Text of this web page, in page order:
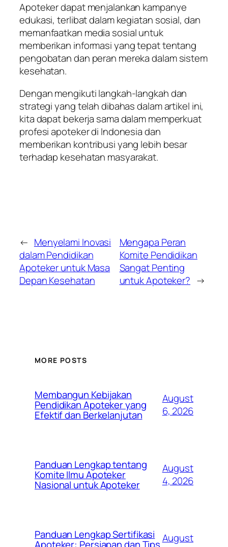
Apoteker dapat menjalankan kampanye
edukasi, terlibat dalam kegiatan sosial, dan
memanfaatkan media sosial untuk
memberikan informasi yang tepat tentang
pengobatan dan peran mereka dalam sistem
kesehatan.
Dengan mengikuti langkah-langkah dan
strategi yang telah dibahas dalam artikel ini,
kita dapat bekerja sama dalam memperkuat
profesi apoteker di Indonesia dan
memberikan kontribusi yang lebih besar
terhadap kesehatan masyarakat.
← Menyelami Inovasi
dalam Pendidikan
Apoteker untuk Masa
Depan Kesehatan
Mengapa Peran
Komite Pendidikan
Sangat Penting
untuk Apoteker? →
MORE POSTS
Membangun Kebijakan
Pendidikan Apoteker yang
Efektif dan Berkelanjutan
August
6, 2026
Panduan Lengkap tentang
Komite Ilmu Apoteker
Nasional untuk Apoteker
August
4, 2026
Panduan Lengkap Sertifikasi
August